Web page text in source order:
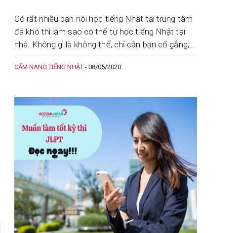
Có rất nhiều bạn nói học tiếng Nhật tại trung tâm
đã khó thì làm sao có thể tự học tiếng Nhật tại
nhà. Không gì là không thể, chỉ cần bạn cố gắng,
chăm chỉ, tập luyện thật nhiều là sẽ học được.
Tham khảo 5 bước tự học tiếng Nhật dưới đây để
CẨM NANG TIẾNG NHẬT - 08/05/2020